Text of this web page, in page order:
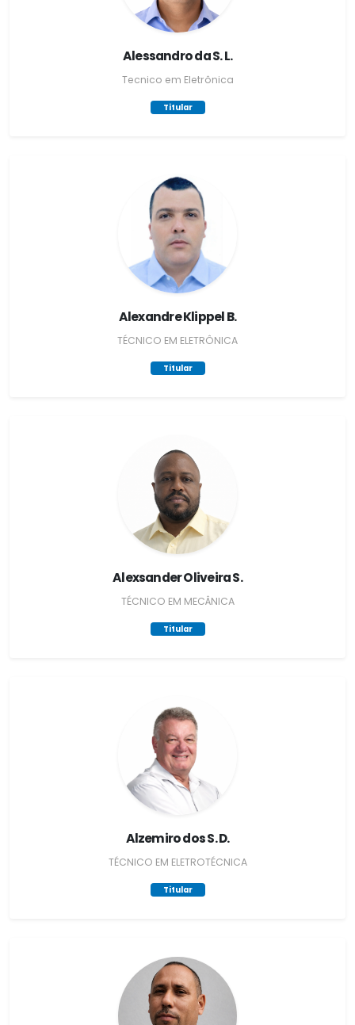
Alessandro da S. L.
Tecnico em Eletrônica
Titular
Alexandre Klippel B.
TÉCNICO EM ELETRÔNICA
Titular
Alexsander Oliveira S.
TÉCNICO EM MECÂNICA
Titular
Alzemiro dos S. D.
TÉCNICO EM ELETROTÉCNICA
Titular